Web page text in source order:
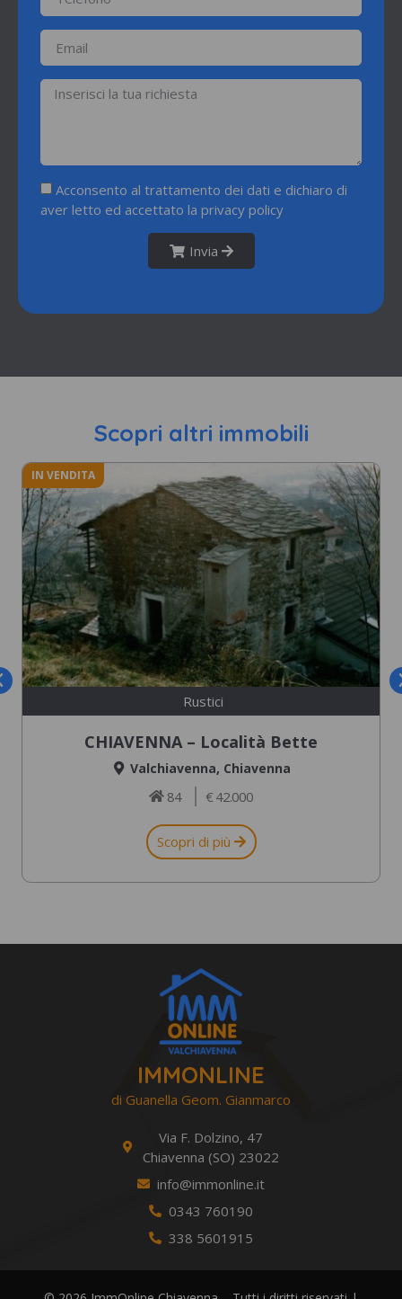
Acconsento al trattamento dei dati e dichiaro di
aver letto ed accettato la privacy policy
Invia
Scopri altri immobili
IN VENDITA
Rustici
CHIAVENNA – Località Bette
Valchiavenna, Chiavenna
84 € 42.000
Scopri di più
IMMONLINE
di Guanella Geom. Gianmarco
Via F. Dolzino, 47
Chiavenna (SO) 23022
info@immonline.it
0343 760190
338 5601915